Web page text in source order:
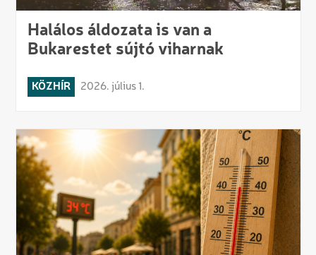
Halálos áldozata is van a
Bukarestet sújtó viharnak
KÖZHÍR 2026. július 1.